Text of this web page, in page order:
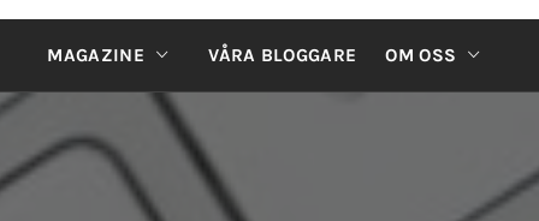
MAGAZINE VÅRA BLOGGARE OM OSS